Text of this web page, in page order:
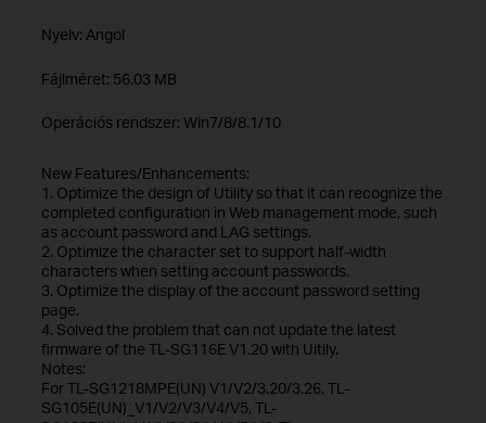
Nyelv: Angol
Fájlméret: 56.03 MB
Operációs rendszer: Win7/8/8.1/10
New Features/Enhancements:
1. Optimize the design of Utility so that it can recognize the
completed configuration in Web management mode, such
as account password and LAG settings.
2. Optimize the character set to support half-width
characters when setting account passwords.
3. Optimize the display of the account password setting
page.
4. Solved the problem that can not update the latest
firmware of the TL-SG116E V1.20 with Uitily.
Notes:
For TL-SG1218MPE(UN) V1/V2/3.20/3.26, TL-
SG105E(UN)_V1/V2/V3/V4/V5, TL-